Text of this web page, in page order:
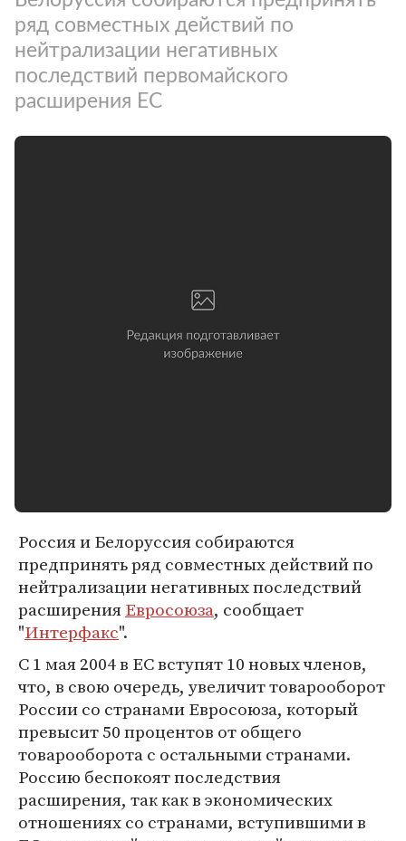
ряд совместных действий по
нейтрализации негативных
последствий первомайского
расширения ЕС
Россия и Белоруссия собираются
предпринять ряд совместных действий по
нейтрализации негативных последствий
расширенияЕвросоюза, сообщает
"Интерфакс".
С 1 мая 2004 в ЕС вступят 10 новых членов,
что, в свою очередь, увеличит товарооборот
России со странами Евросоюза, который
превысит 50 процентов от общего
товарооборота с остальными странами.
Россию беспокоят последствия
расширения, так как в экономических
отношениях со странами, вступившими в